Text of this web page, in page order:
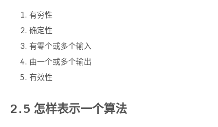
有穷性
确定性
有零个或多个输入
由一个或多个输出
有效性
2.5 怎样表示一个算法